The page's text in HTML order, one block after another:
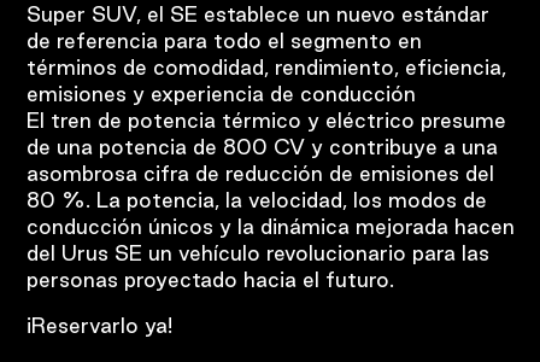
Super SUV, el SE establece un nuevo estándar
de referencia para todo el segmento en
términos de comodidad, rendimiento, eficiencia,
emisiones y experiencia de conducción
El tren de potencia térmico y eléctrico presume
de una potencia de 800 CV y contribuye a una
asombrosa cifra de reducción de emisiones del
80 %. La potencia, la velocidad, los modos de
conducción únicos y la dinámica mejorada hacen
del Urus SE un vehículo revolucionario para las
personas proyectado hacia el futuro.
¡Reservarlo ya!